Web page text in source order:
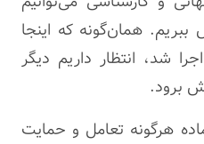
همان‌گونه که اینجا
شد، انتظار داریم دیگر
برود.
هرگونه تعامل و حمایت